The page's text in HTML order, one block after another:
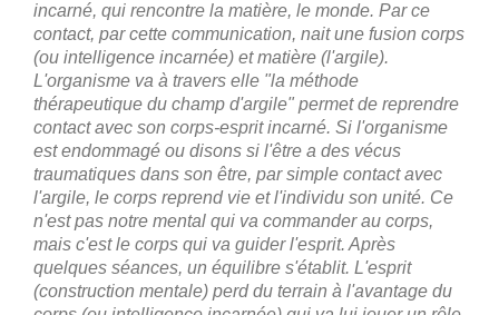
incarné, qui rencontre la matière, le monde. Par ce
contact, par cette communication, nait une fusion corps
(ou intelligence incarnée) et matière (l'argile).
L'organisme va à travers elle "la méthode
thérapeutique du champ d'argile" permet de reprendre
contact avec son corps-esprit incarné. Si l'organisme
est endommagé ou disons si l'être a des vécus
traumatiques dans son être, par simple contact avec
l'argile, le corps reprend vie et l'individu son unité. Ce
n'est pas notre mental qui va commander au corps,
mais c'est le corps qui va guider l'esprit. Après
quelques séances, un équilibre s'établit. L'esprit
(construction mentale) perd du terrain à l'avantage du